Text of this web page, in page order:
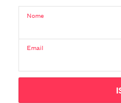
Nome
Email